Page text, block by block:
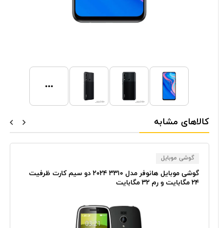
کالاهای مشابه
گوشی موبایل
گوشی موبایل هانوفر مدل ۳۳۱۰ ۲۰۲۴ دو سیم کارت ظرفیت
۲۴ مگابایت و رم ۳۲ مگابایت